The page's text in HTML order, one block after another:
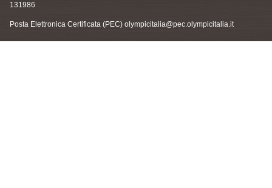
131986
Posta Elettronica Certificata (PEC)olympicitalia@pec.olympicitalia.it